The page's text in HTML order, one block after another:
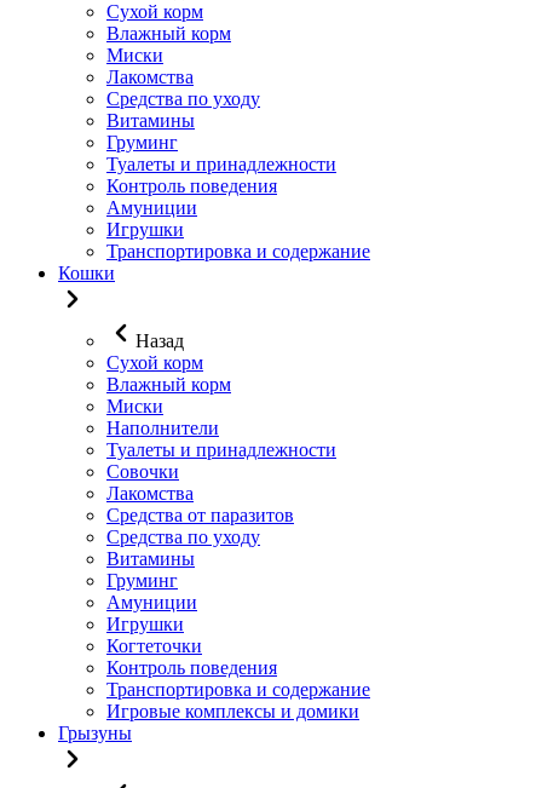
Сухой корм
Влажный корм
Миски
Лакомства
Средства по уходу
Витамины
Груминг
Туалеты и принадлежности
Контроль поведения
Амуниции
Игрушки
Транспортировка и содержание
Кошки
Назад
Сухой корм
Влажный корм
Миски
Наполнители
Туалеты и принадлежности
Совочки
Лакомства
Средства от паразитов
Средства по уходу
Витамины
Груминг
Амуниции
Игрушки
Когтеточки
Контроль поведения
Транспортировка и содержание
Игровые комплексы и домики
Грызуны